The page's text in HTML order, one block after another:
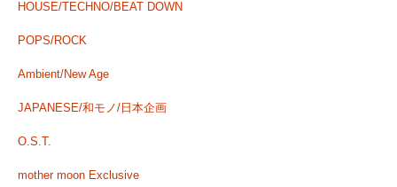
HOUSE/TECHNO/BEAT DOWN
POPS/ROCK
Ambient/New Age
JAPANESE/和モノ/日本企画
O.S.T.
mother moon Exclusive